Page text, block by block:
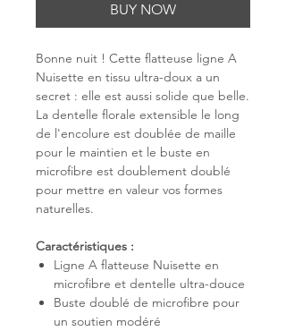
BUY NOW
Bonne nuit ! Cette flatteuse ligne A
Nuisette en tissu ultra-doux a un
secret : elle est aussi solide que belle.
La dentelle florale extensible le long
de l'encolure est doublée de maille
pour le maintien et le buste en
microfibre est doublement doublé
pour mettre en valeur vos formes
naturelles.
Caractéristiques :
Ligne A flatteuse Nuisette en
microfibre et dentelle ultra-douce
Buste doublé de microfibre pour
un soutien modéré